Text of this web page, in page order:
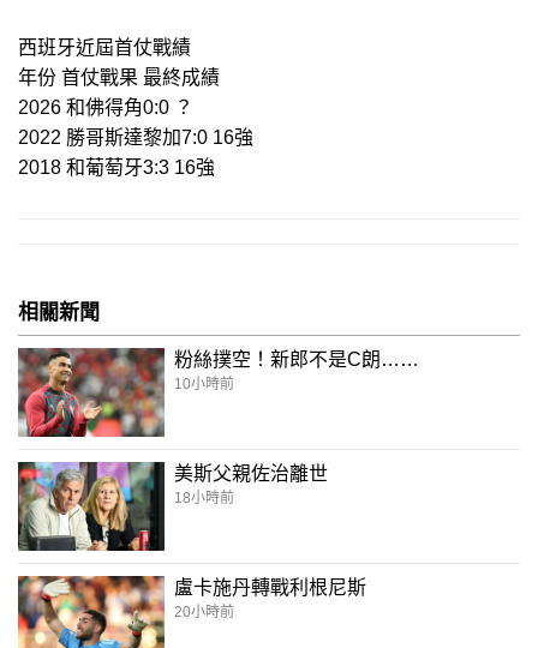
西班牙近屆首仗戰績
年份 首仗戰果 最終成績
2026 和佛得角0:0 ？
2022 勝哥斯達黎加7:0 16強
2018 和葡萄牙3:3 16強
相關新聞
粉絲撲空！新郎不是C朗……
10小時前
美斯父親佐治離世
18小時前
盧卡施丹轉戰利根尼斯
20小時前